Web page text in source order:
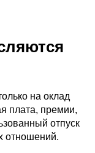
на оклад
плата, премии,
отпуск
отношений.